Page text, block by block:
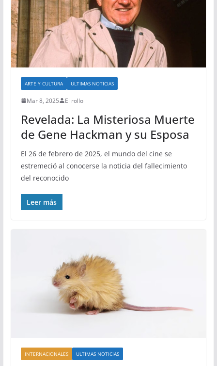
ARTE Y CULTURA ULTIMAS NOTICIAS
Mar 8, 2025 El rollo
Revelada: La Misteriosa Muerte
de Gene Hackman y su Esposa
El 26 de febrero de 2025, el mundo del cine se
estremeció al conocerse la noticia del fallecimiento
del reconocido
Leer más
INTERNACIONALES ULTIMAS NOTICIAS